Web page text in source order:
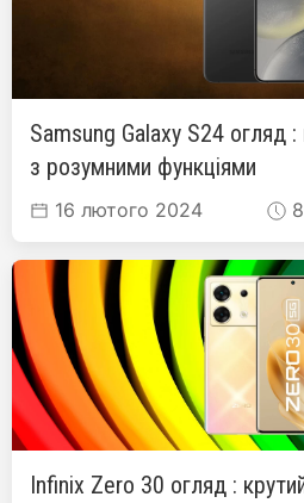
Samsung Galaxy S24 огляд
з розумними функціями
16 лютого 2024
Infinix Zero 30 огляд :